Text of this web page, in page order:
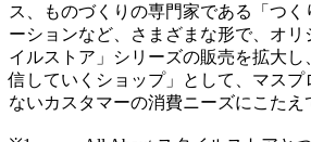
ス、ものづくりの専門家である「つく
ーションなど、さまざまな形で、オリ
イルストア」シリーズの販売を拡大
信していくショップ」として、マス
ないカスタマーの消費ニーズにこたえ